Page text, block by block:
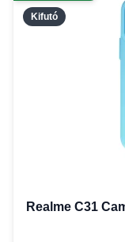
Kifutó
Realme C31